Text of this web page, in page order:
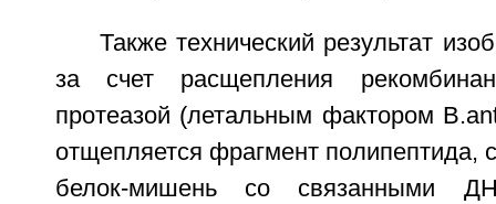
Также технический результат
за счет расщепления
протеазой (летальным фактором
отщепляется фрагмент полипептида,
белок-мишень со связанными